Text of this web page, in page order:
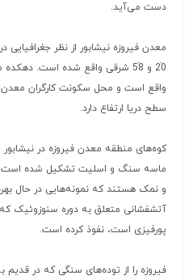
دست می‌آید.
20َ و 58َ شرقی واقع شده است.
سطح دریا ارتفاع دارد.
کوه‌های منطقه معدن فیروزه در نیشابور
ماسه سنگ و اسلیت تشکیل شده است.
و نمک هستند که نمونه‌هایی در حال
آتشفشانی متعلق به دوره سنوزوئیک
پورفیزی است، نفوذ کرده است.
فیروزه را از توده‌های سنگی که در